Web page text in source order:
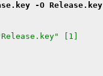
-O Release.key
[1]